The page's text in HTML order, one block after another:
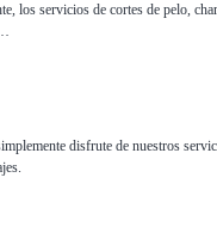
los servicios de cortes de pelo,
disfrute de nuestros